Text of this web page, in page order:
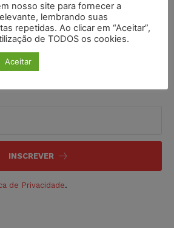
INSCREVER
de Privacidade.
nosso site para fornecer a
lembrando suas
repetidas. Ao clicar em “Aceitar”,
de TODOS os cookies.
Aceitar